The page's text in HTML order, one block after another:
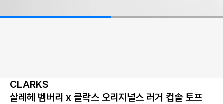
CLARKS
살레헤 벰버리 x 클락스 오리지널스 러거 컵솔 토프